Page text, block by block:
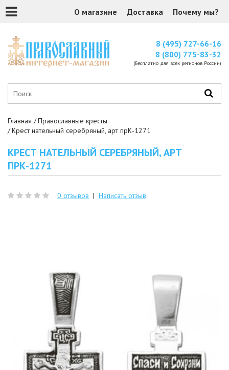
О магазине Доставка Почему мы?
8 (495) 727-66-16
8 (800) 775-83-32
(Бесплатно для всех регионов России)
Главная
Православные кресты
Крест нательный серебряный, арт прК-1271
КРЕСТ НАТЕЛЬНЫЙ СЕРЕБРЯНЫЙ, АРТ
ПРК-1271
0 отзывов | Написать отзыв